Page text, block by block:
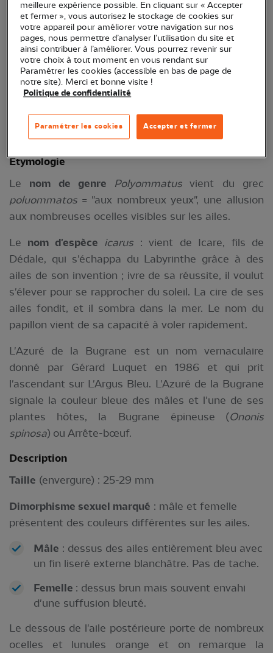
Nom scientifique:Polyommatus
icarus(Rottemburg, 1775)
Ordre: Lepidoptera
Famille: Lycaenidae
Sous-famille: Polyommatinae
Étymologie
Le nom de genre Polyommatus vient du grec
poluommatos = "aux nombreux yeux", une allusion
aux nombreuses ocelles visibles sur les ailes.
Le nom d'espèce icarus : vient de Icare, fils de
Dédale, qui s'échappa du Labyrinthe grâce à des
ailes de son invention ; ivre de sa réussite, il voulut
s'élever pour se rapprocher du soleil. La cire de ses
ailes fondit, et il sombra dans la mer. Le nom du
papillon vient de sa capacité à voler rapidement.
L'Azuré de la Bugrane est un nom vernaculaire
donné par Gérard Luquet en 1986 et qui prit
l'ascendant sur L'Argus Bleu. L'Azuré de la Bugrane
signale la couleur bleue des mâles et l'une de ses
plantes hôtes, la Bugrane épineuse
(Ononis
spinosa) ou Arrête-bœuf.
Description
Taille (envergure) : 25-29 mm
Dimorphisme sexuel marqué : mâle et femelle
présentent des couleurs différentes sur les ailes.
Mâle : dessus des ailes entièrement bleu avec
un fin liseré externe blanchâtre. Pas de tache.
Femelle : dessus brun mais souvent envahi
d'une suffusion bleuté.
Le dessous de l'aile postérieure porte de nombreux
ocelles et lunules orange et on remarque la
meilleure expérience possible. En cliquant sur « Accepter
et fermer », vous autorisez le stockage de cookies sur
votre appareil pour améliorer votre navigation sur nos
pages, nous permettre d’analyser l’utilisation du site et
ainsi contribuer à l’améliorer. Vous pourrez revenir sur
votre choix à tout moment en vous rendant sur
Paramétrer les cookies (accessible en bas de page de
notre site). Merci et bonne visite !
Politique de confidentialité
Accepter et fermer
Paramétrer les cookies